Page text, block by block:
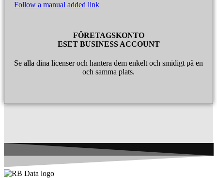
Follow a manual added link
FÖRETAGSKONTO
ESET BUSINESS ACCOUNT
Se alla dina licenser och hantera dem enkelt och smidigt på en
och samma plats.